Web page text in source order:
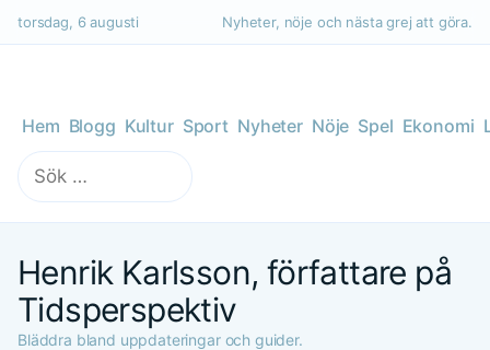
torsdag, 6 augusti Nyheter, nöje och nästa grej att göra.
Hem Blogg Kultur Sport Nyheter Nöje Spel Ekonomi
Sök
efter:
Henrik Karlsson, författare på
Tidsperspektiv
Bläddra bland uppdateringar och guider.